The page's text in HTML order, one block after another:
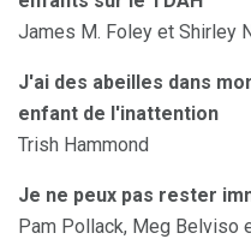
James M. Foley et Shirley
J'ai des abeilles dans
enfant de l'inattention
Trish Hammond
Je ne peux pas rester
Pam Pollack, Meg Belviso